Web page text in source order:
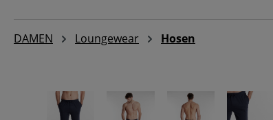
DAMEN Loungewear Hosen